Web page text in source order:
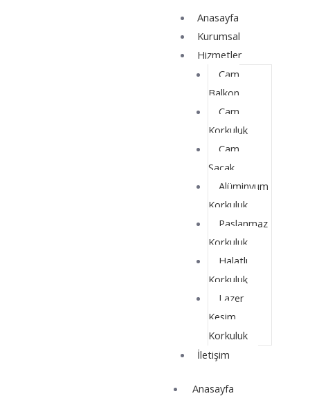
Anasayfa
Kurumsal
Hizmetler
Cam
Balkon
Cam
Korkuluk
Cam
Saçak
Alüminyum
Korkuluk
Paslanmaz
Korkuluk
Halatlı
Korkuluk
Lazer
Kesim
Korkuluk
İletişim
Anasayfa